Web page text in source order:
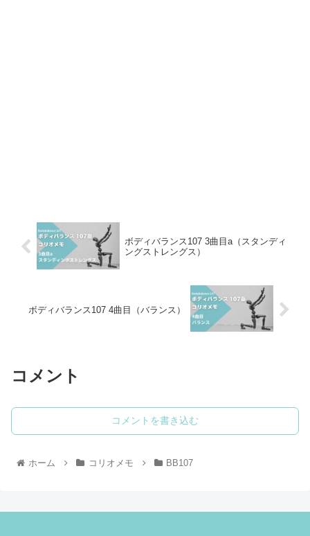
ボディバランス107 3曲目a（スタンディ
ングストレングス）
ボディバランス107 4曲目（バランス）
コメント
コメントを書き込む
ホーム コリオメモ BB107